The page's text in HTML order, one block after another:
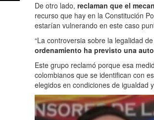
De otro lado, reclaman que el
recurso que hay en la Constitución
estarían vulnerando en este caso
“La controversia sobre la legalidad
ordenamiento ha previsto una
Este grupo reclamó porque esa
colombianos que se identifican con
elegidos en condiciones de igualdad